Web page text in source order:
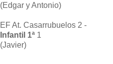
(Edgar y Antonio)
EF At. Casarrubuelos 2 -
Infantil 1ª1
(Javier)